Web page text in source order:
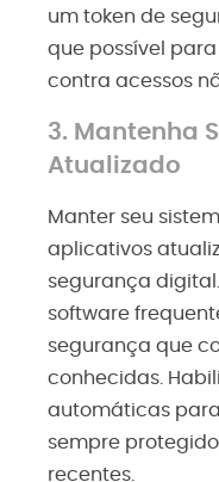
um token de
que possível
contra acessos
3. Mantenha
Atualizado
Manter seu
aplicativos
segurança
software
segurança que
conhecidas.
automáticas
sempre
recentes.